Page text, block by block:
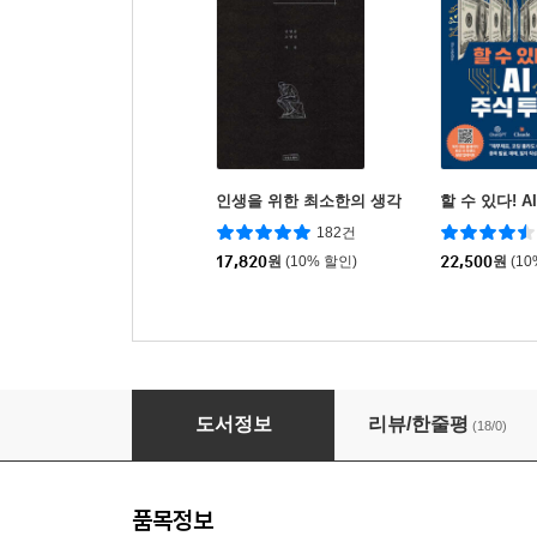
인생을 위한 최소한의 생각
182건
17,820원 (10% 할인)
할 수 있다!
22,500원
조코딩의 바이브 코딩 1인 창업 with 클로드 코
도서정보 리뷰/한줄평 (18/0)
품목정보